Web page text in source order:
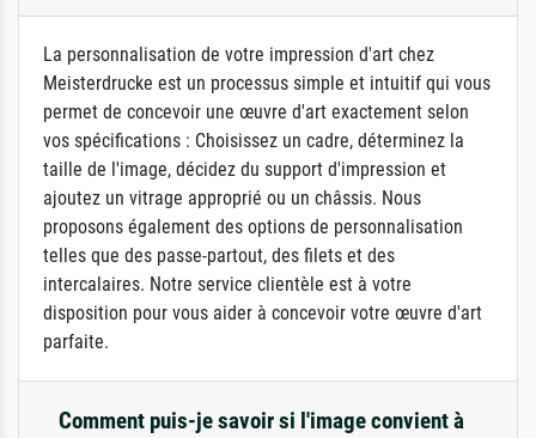
La personnalisation de votre impression d'art chez
Meisterdrucke est un processus simple et intuitif qui vous
permet de concevoir une œuvre d'art exactement selon
vos spécifications : Choisissez un cadre, déterminez la
taille de l'image, décidez du support d'impression et
ajoutez un vitrage approprié ou un châssis. Nous
proposons également des options de personnalisation
telles que des passe-partout, des filets et des
intercalaires. Notre service clientèle est à votre
disposition pour vous aider à concevoir votre œuvre d'art
parfaite.
Comment puis-je savoir si l'image convient à